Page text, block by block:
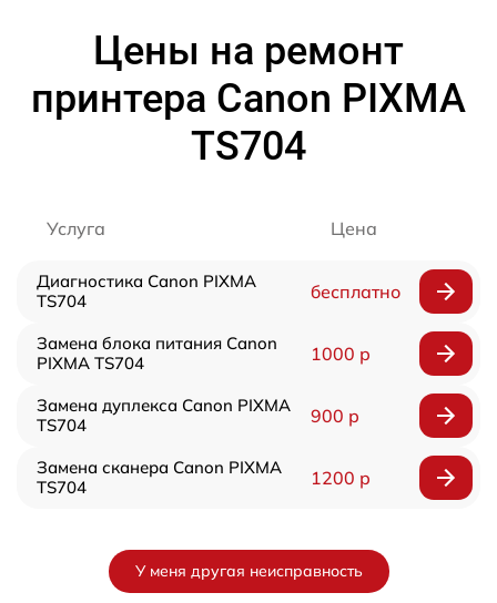
Цены на ремонт
принтера Canon PIXMA
TS704
Услуга Цена
Диагностика Canon PIXMA
TS704
бесплатно
Замена блока питания Canon
PIXMA TS704
1000 р
Замена дуплекса Canon PIXMA
TS704
900 р
Замена сканера Canon PIXMA
TS704
1200 р
У меня другая неисправность